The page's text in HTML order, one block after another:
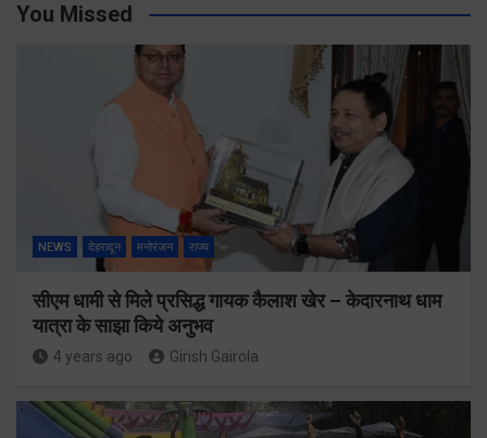
You Missed
NEWS देहरादून मनोरंजन राज्य
सीएम धामी से मिले प्रसिद्ध गायक कैलाश खेर – केदारनाथ धाम
यात्रा के साझा किये अनुभव
4 years ago Girish Gairola